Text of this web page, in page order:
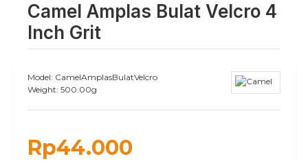
Camel Amplas Bulat Velcro 4
Inch Grit
Rp44.000
Model: CamelAmplasBulatVelcro
Weight: 500.00g